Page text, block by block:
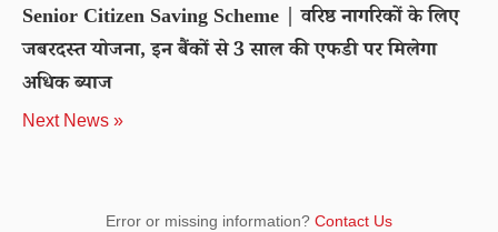
Senior Citizen Saving Scheme | वरिष्ठ नागरिकों के लिए
जबरदस्त योजना, इन बैंकों से 3 साल की एफडी पर मिलेगा
अधिक ब्याज
Next News »
Error or missing information? Contact Us